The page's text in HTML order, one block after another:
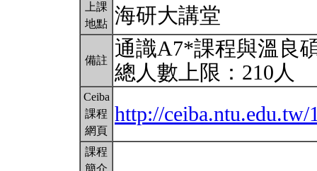
上課
地點 海研大講堂
備註
通識A7*課程與溫良
總人數上限：210人
Ceiba
課程
網頁
http://ceiba.ntu.edu.tw/
課程
簡介